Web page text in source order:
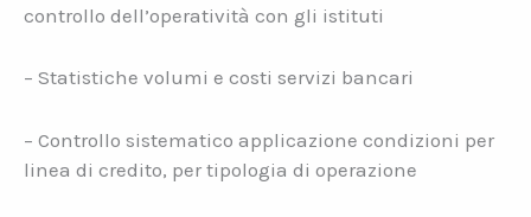
controllo dell’operatività con gli istituti
– Statistiche volumi e costi servizi bancari
– Controllo sistematico applicazione condizioni per
linea di credito, per tipologia di operazione